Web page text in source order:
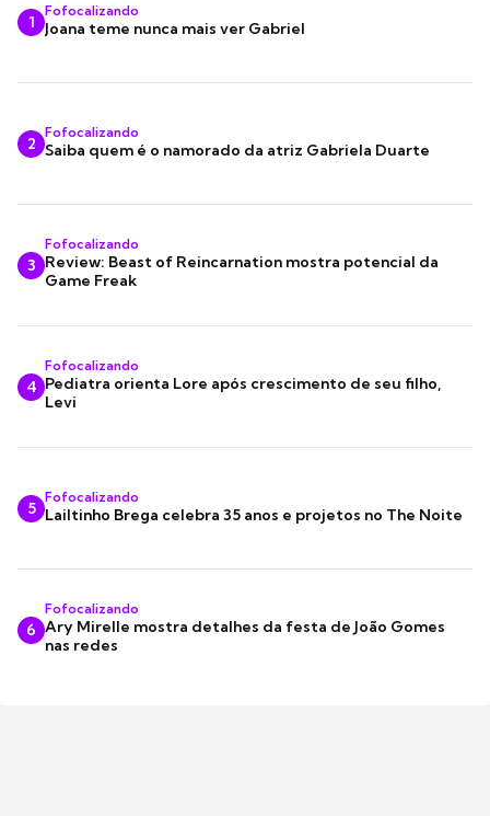
1
Fofocalizando
Joana teme nunca mais ver Gabriel
2
Fofocalizando
Saiba quem é o namorado da atriz Gabriela Duarte
3
Fofocalizando
Review: Beast of Reincarnation mostra potencial da
Game Freak
4
Fofocalizando
Pediatra orienta Lore após crescimento de seu filho,
Levi
5
Fofocalizando
Lailtinho Brega celebra 35 anos e projetos no The Noite
6
Fofocalizando
Ary Mirelle mostra detalhes da festa de João Gomes
nas redes